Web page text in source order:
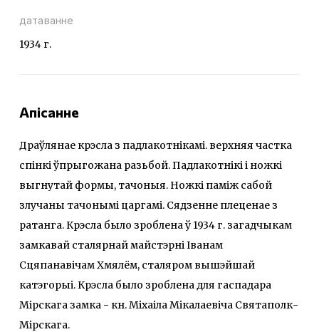
датаванне
1934 г.
Апісанне
Драўлянае крэсла з падлакотнікамі. верхняя частка
спінкі ўпрыгожана разьбой. Падлакотнікі і ножкі
выгнутай формы, тачоныя. Ножкі паміж сабой
злучаны тачонымі царгамі. Сядзенне плеценае з
ратанга. Крэсла было зроблена ў 1934 г. загадчыкам
замкавай сталярнай майстэрні Іванам
Сцяпанавічам Хмялём, сталяром вышэйшай
катэгорыі. Крэсла было зроблена для гаспадара
Мірскага замка - кн. Міхаіла Мікалаевіча Святаполк-
Мірскага.